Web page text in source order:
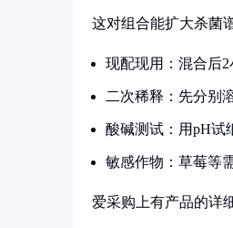
这对组合能扩大杀菌
现配现用：混合后
二次稀释：先分别
酸碱测试：用pH试
敏感作物：草莓等
爱采购上有产品的详